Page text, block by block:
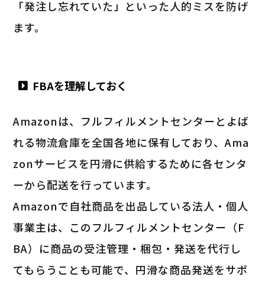
「発注し忘れていた」といった人的ミスを防げ
ます。
FBAを理解しておく
Amazonは、フルフィルメントセンターとよば
れる物流倉庫を全国各地に保有しており、Ama
zonサービスを円滑に供給するために各センタ
ーから配送を行っています。
Amazonで自社商品を出品している法人・個人
事業主は、このフルフィルメントセンター（F
BA）に商品の受注管理・梱包・発送を代行し
てもらうことも可能で、円滑な商品発送をサポ